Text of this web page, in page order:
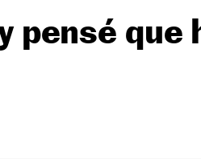
pensé que